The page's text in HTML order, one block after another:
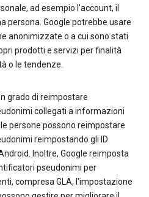
ad esempio l'account, il
persona. Google potrebbe usare
anonimizzate o a cui sono stati
prodotti e servizi per finalità
o le tendenze.
grado di reimpostare
collegati a informazioni
persone possono reimpostare
reimpostando gli ID
Inoltre, Google reimposta
pseudonimi per
compresa GLA, l'impostazione